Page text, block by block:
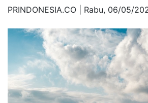
PRINDONESIA.CO | Rabu, 06/05/